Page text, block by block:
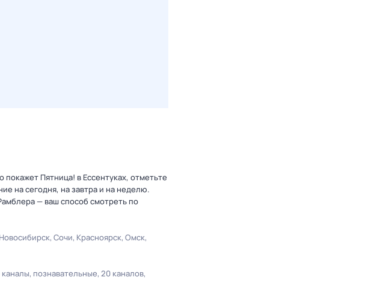
Пятница! в Ессентуках, отметьте
на сегодня, на завтра и на неделю.
— ваш способ смотреть по
Новосибирск Сочи Красноярск Омск
познавательные 20 каналов